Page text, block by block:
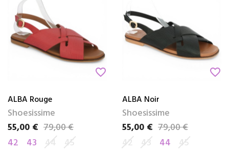
favorite_border
ALBA Rouge
Shoesissime
Prix
55,00 €
Prix de base79,00 €
42
43 44 45
favorite_border
ALBA Noir
Shoesissime
Prix
55,00 €
Prix de base79,00 €
42 43 44 45